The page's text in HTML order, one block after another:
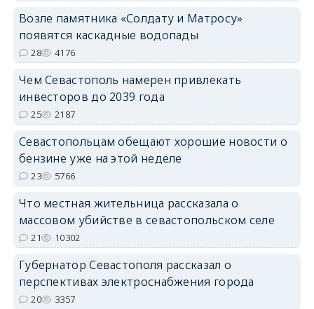
Возле памятника «Солдату и Матросу»
появятся каскадные водопады
28 4176
Чем Севастополь намерен привлекать
инвесторов до 2039 года
25 2187
Севастопольцам обещают хорошие новости о
бензине уже на этой неделе
23 5766
Что местная жительница рассказала о
массовом убийстве в севастопольском селе
21 10302
Губернатор Севастополя рассказал о
перспективах электроснабжения города
20 3357